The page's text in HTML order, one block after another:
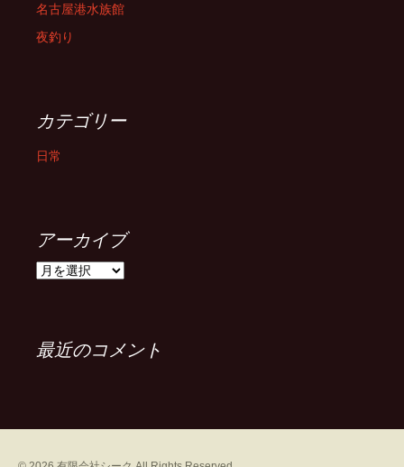
名古屋港水族館
夜釣り
カテゴリー
日常
アーカイブ
ア
ブ
最近のコメント